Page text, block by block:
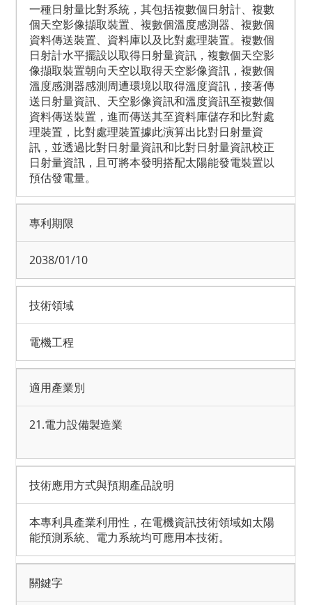
一種日射量比對系統，其包括複數個日射計、複數
個天空影像擷取裝置、複數個溫度感測器、複數個
資料傳送裝置、資料庫以及比對處理裝置。複數個
日射計水平擺設以取得日射量資訊，複數個天空影
像擷取裝置朝向天空以取得天空影像資訊，複數個
溫度感測器感測周遭環境以取得溫度資訊，接著傳
送日射量資訊、天空影像資訊和溫度資訊至複數個
資料傳送裝置，進而傳送其至資料庫儲存和比對處
理裝置，比對處理裝置據此演算出比對日射量資
訊，並透過比對日射量資訊和比對日射量資訊校正
日射量資訊，且可將本發明搭配太陽能發電裝置以
預估發電量。
專利期限
2038/01/10
技術領域
電機工程
適用產業別
21.電力設備製造業
技術應用方式與預期產品說明
本專利具產業利用性，在電機資訊技術領域如太陽
能預測系統、電力系統均可應用本技術。
關鍵字